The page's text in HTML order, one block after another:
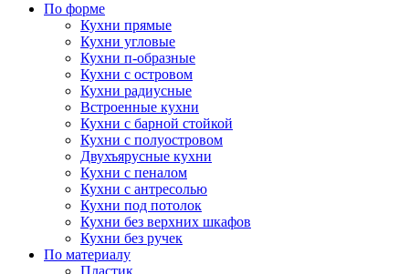
По форме
Кухни прямые
Кухни угловые
Кухни п-образные
Кухни с островом
Кухни радиусные
Встроенные кухни
Кухни с барной стойкой
Кухни с полуостровом
Двухъярусные кухни
Кухни с пеналом
Кухни с антресолью
Кухни под потолок
Кухни без верхних шкафов
Кухни без ручек
По материалу
Пластик